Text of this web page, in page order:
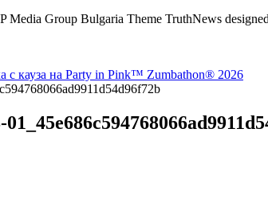
Media Group Bulgaria Theme TruthNews
с кауза на Party in Pink™ Zumbathon® 2026